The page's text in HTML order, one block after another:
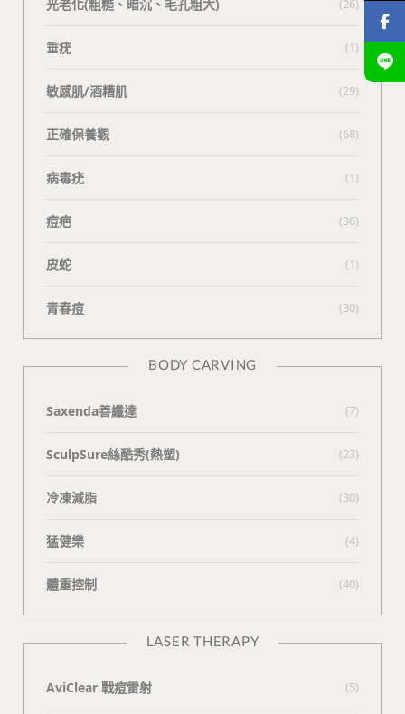
光老化(粗糙、暗沉、毛孔粗大)
垂疣 (1)
敏感肌/酒糟肌 (29)
正確保養觀 (68)
病毒疣 (1)
痘疤 (36)
皮蛇 (1)
青春痘 (30)
BODY CARVING
Saxenda善纖達 (7)
SculpSure絲酷秀(熱塑) (23)
冷凍減脂 (30)
猛健樂 (4)
體重控制 (40)
LASER THERAPY
AviClear 戰痘雷射 (5)